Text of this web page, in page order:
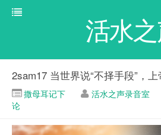
活水
2sam17 当世界说“不择手段”，上
撒母耳记下 活水之声录音室
论